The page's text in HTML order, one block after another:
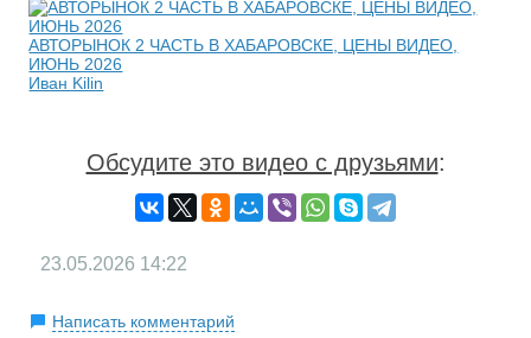
АВТОРЫНОК 2 ЧАСТЬ В ХАБАРОВСКЕ, ЦЕНЫ ВИДЕО,
ИЮНЬ 2026
Иван Kilin
Обсудите это видео с друзьями:
23.05.2026 14:22
Написать комментарий